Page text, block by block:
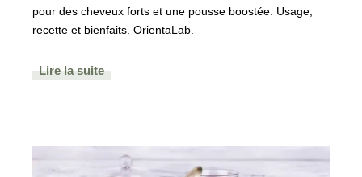
pour des cheveux forts et une pousse boostée. Usage,
recette et bienfaits. OrientaLab.
Lire la suite